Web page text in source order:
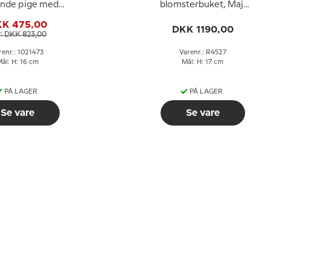
pige med
figur nr.
eller 473
475,00
DKK 823,00
1021473
H: 16 cm
PÅ LAGER
Se vare
blomsterbuket, Maj,
månedsfigur nr. 4527
DKK 1190,00
Varenr.: R4527
Mål: H: 17 cm
PÅ LAGER
Se vare